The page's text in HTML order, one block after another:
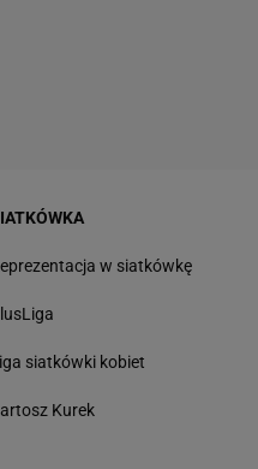
w siatkówkę
siatkówki kobiet
Kurek